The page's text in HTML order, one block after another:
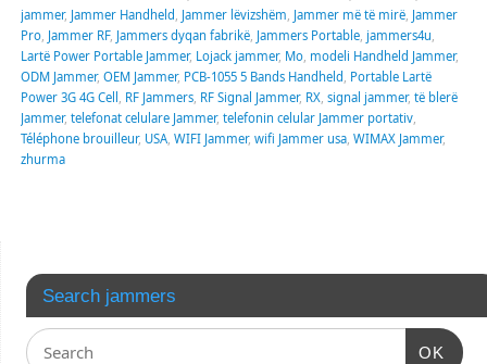
jammer, Jammer Handheld Jammer lëvizshëm Jammer më të mirë, Jammer
Pro, Jammer RF, Jammers dyqan fabrikë, Jammers Portable, jammers4u
Lartë Power Portable Jammer, Lojack jammer, Mo, modeli Handheld Jammer,
ODM Jammer, OEM Jammer, PCB-1055 5 Bands Handheld Portable Lartë
Power 3G 4G Cell RF Jammers, RF Signal Jammer, RX, signal jammer, të blerë
Jammer, telefonat celulare Jammer, telefonin celular Jammer portativ,
Téléphone brouilleur, USA, WIFI Jammer, wifi Jammer usa, WIMAX Jammer,
zhurma
Search jammers
OK